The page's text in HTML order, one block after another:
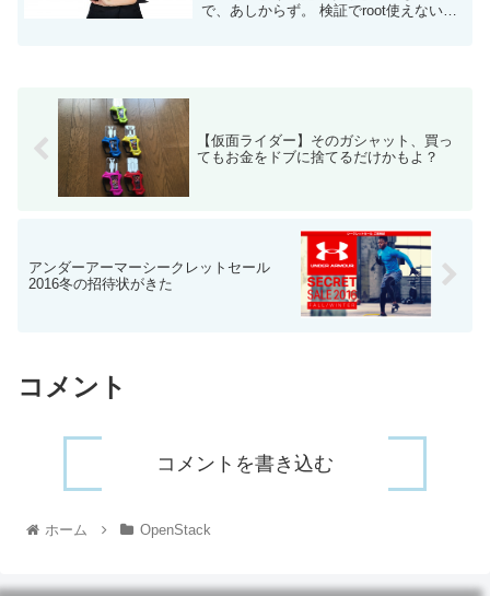
で、あしからず。 検証でroot使えないの
【仮面ライダー】そのガシャット、買っ
てもお金をドブに捨てるだけかもよ？
アンダーアーマーシークレットセール
2016冬の招待状がきた
コメント
コメントを書き込む
ホーム OpenStack